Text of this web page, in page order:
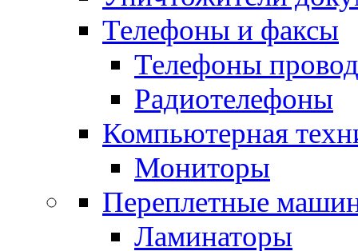
Телефоны и факсы
Телефоны
Радиотелефоны
Компьютерная
Мониторы
Переплетные
Ламинаторы